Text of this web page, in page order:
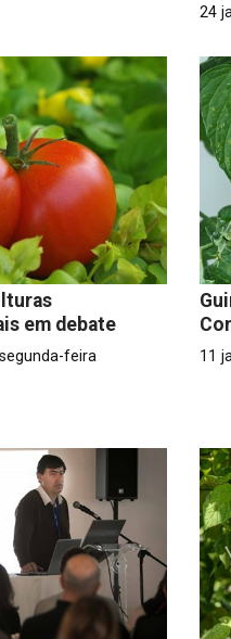
24
em debate
feira 11